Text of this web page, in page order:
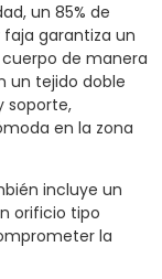
un 85% de
faja garantiza un
de manera
un tejido doble
soporte,
en la zona
incluye un
orificio tipo
la